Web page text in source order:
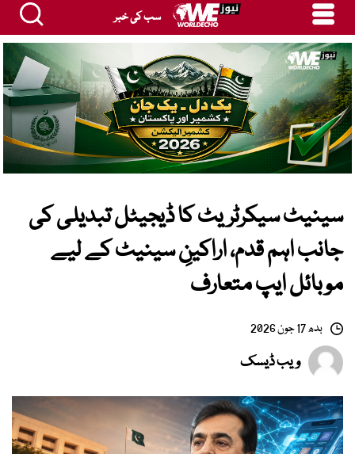
سب کی خبر
سینیٹ سیکرٹریٹ کا ڈیجیٹل تبدیلی کی
جانب اہم قدم، اراکینِ سینیٹ کے لیے
موبائل ایپ متعارف
بدھ 17 جون 2026
ویب ڈیسک